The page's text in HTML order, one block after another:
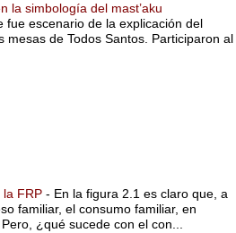
la simbología del mast’aku
fue escenario de la explicación del
mesas de Todos Santos. Participaron al
la FRP - En la figura 2.1 es claro que, a
familiar, el consumo familiar, en
¿qué sucede con el con...